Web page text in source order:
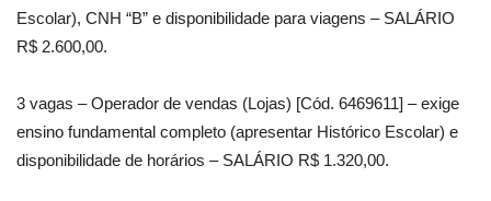
Escolar), CNH “B” e disponibilidade para viagens – SALÁRIO
R$ 2.600,00.
3 vagas – Operador de vendas (Lojas) [Cód. 6469611] – exige
ensino fundamental completo (apresentar Histórico Escolar) e
disponibilidade de horários – SALÁRIO R$ 1.320,00.